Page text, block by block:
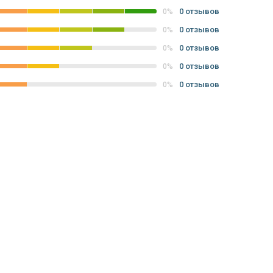
0% 0 отзывов
0% 0 отзывов
0% 0 отзывов
0% 0 отзывов
0% 0 отзывов